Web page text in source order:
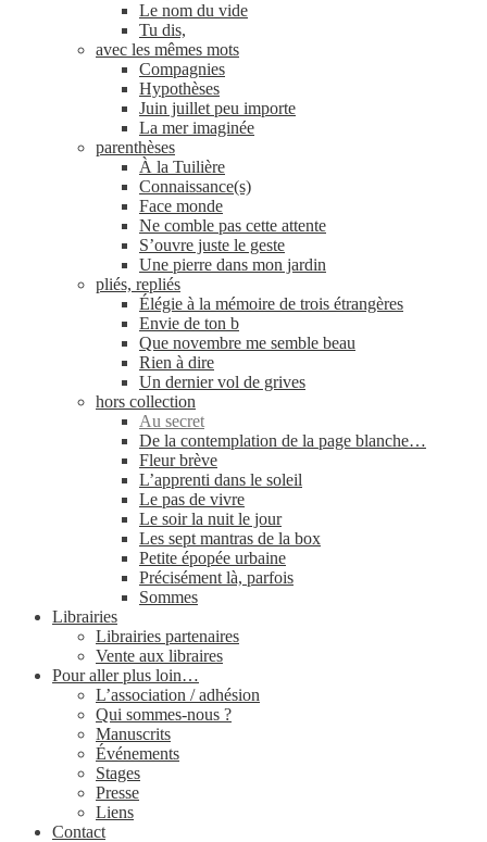
Le nom du vide
Tu dis,
avec les mêmes mots
Compagnies
Hypothèses
Juin juillet peu importe
La mer imaginée
parenthèses
À la Tuilière
Connaissance(s)
Face monde
Ne comble pas cette attente
S’ouvre juste le geste
Une pierre dans mon jardin
pliés, repliés
Élégie à la mémoire de trois étrangères
Envie de ton b
Que novembre me semble beau
Rien à dire
Un dernier vol de grives
hors collection
Au secret
De la contemplation de la page blanche…
Fleur brève
L’apprenti dans le soleil
Le pas de vivre
Le soir la nuit le jour
Les sept mantras de la box
Petite épopée urbaine
Précisément là, parfois
Sommes
Librairies
Librairies partenaires
Vente aux libraires
Pour aller plus loin…
L’association / adhésion
Qui sommes-​nous ?
Manuscrits
Événements
Stages
Presse
Liens
Contact